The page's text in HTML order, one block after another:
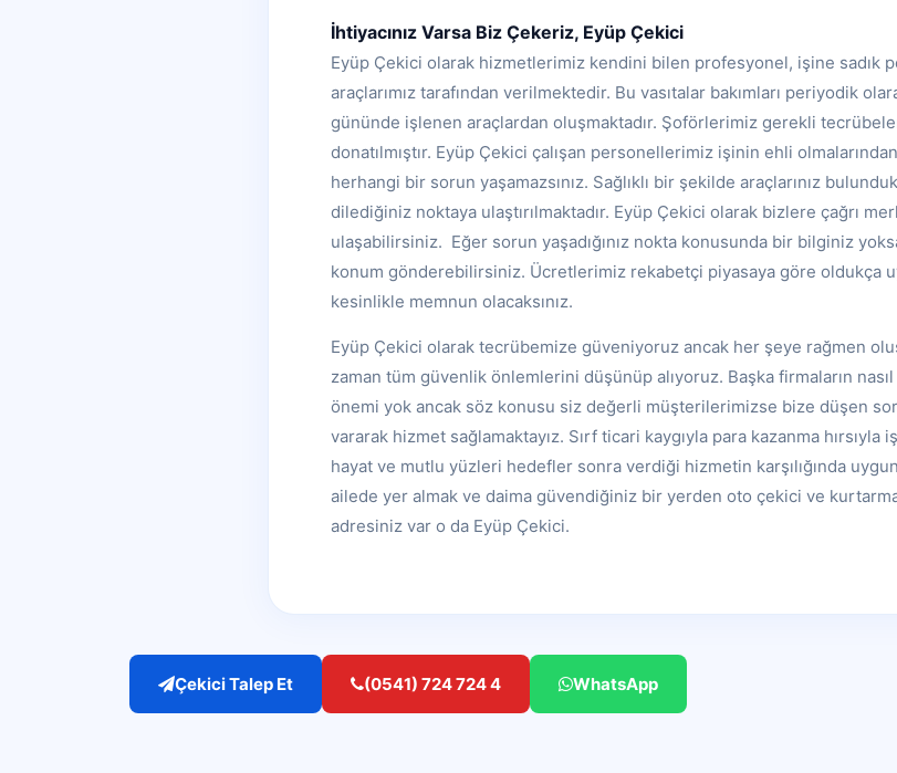
İhtiyacınız Varsa Biz Çekeriz, Eyüp Çekici
Eyüp Çekici olarak hizmetlerimiz kendini bilen profesyonel, işine sadık
araçlarımız tarafından verilmektedir. Bu vasıtalar bakımları periyodik
gününde işlenen araçlardan oluşmaktadır. Şoförlerimiz gerekli
donatılmıştır. Eyüp Çekici çalışan personellerimiz işinin ehli olmalarından
herhangi bir sorun yaşamazsınız. Sağlıklı bir şekilde araçlarınız
dilediğiniz noktaya ulaştırılmaktadır. Eyüp Çekici olarak bizlere çağrı
ulaşabilirsiniz. Eğer sorun yaşadığınız nokta konusunda bir bilginiz
konum gönderebilirsiniz. Ücretlerimiz rekabetçi piyasaya göre oldukça
kesinlikle memnun olacaksınız.
Eyüp Çekici olarak tecrübemize güveniyoruz ancak her şeye rağmen
zaman tüm güvenlik önlemlerini düşünüp alıyoruz. Başka firmaların nasıl
önemi yok ancak söz konusu siz değerli müşterilerimizse bize düşen
vararak hizmet sağlamaktayız. Sırf ticari kaygıyla para kazanma hırsıyla
hayat ve mutlu yüzleri hedefler sonra verdiği hizmetin karşılığında
ailede yer almak ve daima güvendiğiniz bir yerden oto çekici ve
adresiniz var o da Eyüp Çekici.
Çekici Talep Et (0541) 724 724 4 WhatsApp